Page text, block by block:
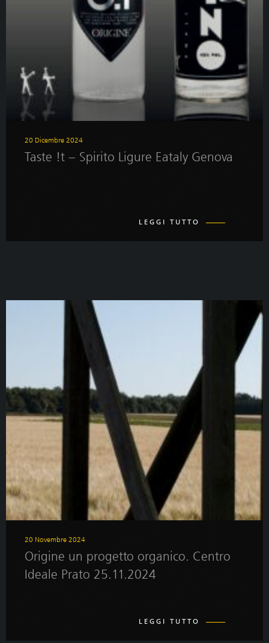
20 Dicembre 2024
Taste !t – Spirito Ligure Eataly Genova
LEGGI TUTTO
20 Novembre 2024
Origine un progetto organico. Centro
Ideale Prato 25.11.2024
LEGGI TUTTO